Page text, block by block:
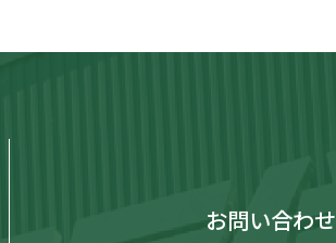
お問い合わせ